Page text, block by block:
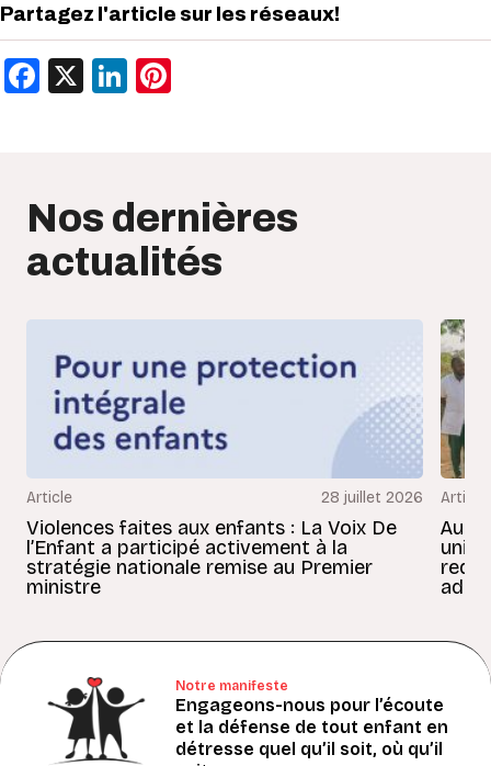
Partagez l'article sur les réseaux!
Facebook
X LinkedIn
Nos dernières
actualités
Article 28 juillet 2026
Violences faites aux enfants : La Voix De
l’Enfant a participé activement à la
stratégie nationale remise au Premier
ministre
Article
Au
Notre manifeste
Engageons-nous pour l’écoute
et la défense de tout enfant en
détresse quel qu’il soit, où qu’il